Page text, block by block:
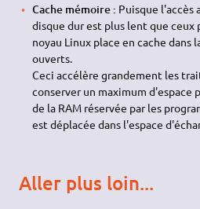
Cache mémoire : Puisque l'accès
disque dur est plus lent que ceux
noyau Linux place en cache dans
ouverts.
Ceci accélère grandement les
conserver un maximum d'espace
de la RAM réservée par les
est déplacée dans l'espace
Aller plus loin...